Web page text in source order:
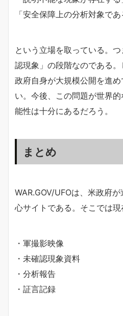
「安全保障上の分析対象であ
という立場を取っている。
認現象」の段階なのである
政府自身が大規模公開を進
い。今後、この問題が世界
能性は十分にあるだろう。
まとめ
WAR.GOV/UFOは、米政府
心サイトである。そこでは現
・軍撮影映像
・未確認現象資料
・分析報告
・証言記録